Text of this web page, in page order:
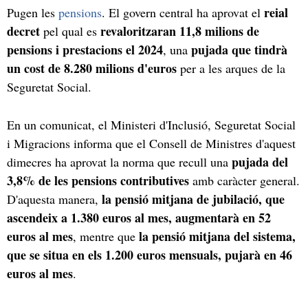
Pugen les pensions. El govern central ha aprovat el reial
decret pel qual es revaloritzaran 11,8 milions de
pensions i prestacions el 2024, una pujada que tindrà
un cost de 8.280 milions d'euros per a les arques de la
Seguretat Social.
En un comunicat, el Ministeri d'Inclusió, Seguretat Social
i Migracions informa que el Consell de Ministres d'aquest
dimecres ha aprovat la norma que recull una pujada del
3,8% de les pensions contributives amb caràcter general.
D'aquesta manera, la pensió mitjana de jubilació, que
ascendeix a 1.380 euros al mes, augmentarà en 52
euros al mes, mentre que la pensió mitjana del sistema,
que se situa en els 1.200 euros mensuals, pujarà en 46
euros al mes.